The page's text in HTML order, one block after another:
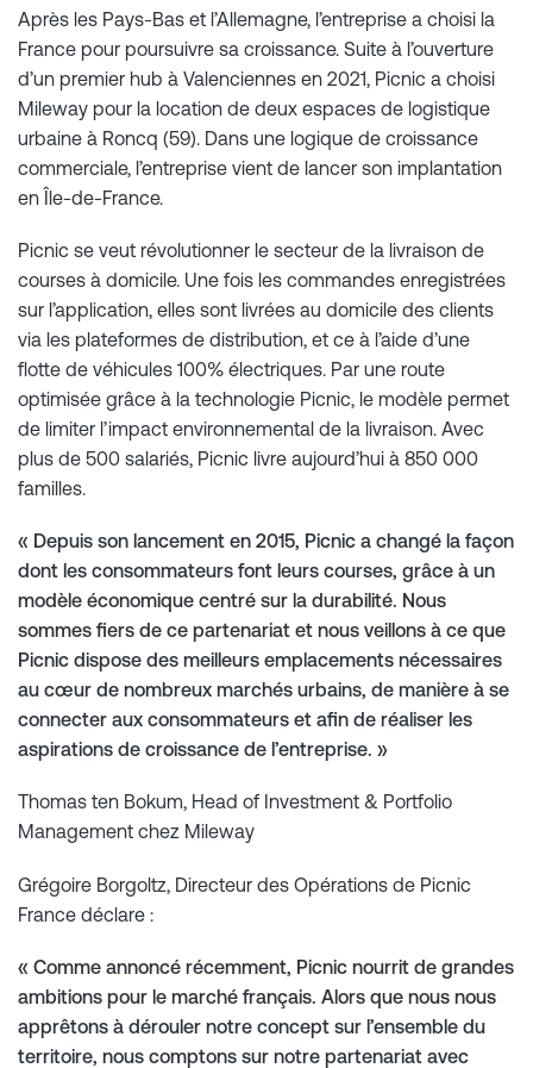
Après les Pays-Bas et l’Allemagne, l’entreprise a choisi la
France pour poursuivre sa croissance. Suite à l’ouverture
d’un premier hub à Valenciennes en 2021, Picnic a choisi
Mileway pour la location de deux espaces de logistique
urbaine à Roncq (59). Dans une logique de croissance
commerciale, l’entreprise vient de lancer son implantation
en Île-de-France.
Picnic se veut révolutionner le secteur de la livraison de
courses à domicile. Une fois les commandes enregistrées
sur l’application, elles sont livrées au domicile des clients
via les plateformes de distribution, et ce à l’aide d’une
flotte de véhicules 100% électriques. Par une route
optimisée grâce à la technologie Picnic, le modèle permet
de limiter l’impact environnemental de la livraison. Avec
plus de 500 salariés, Picnic livre aujourd’hui à 850 000
familles.
« Depuis son lancement en 2015, Picnic a changé la façon
dont les consommateurs font leurs courses, grâce à un
modèle économique centré sur la durabilité. Nous
sommes fiers de ce partenariat et nous veillons à ce que
Picnic dispose des meilleurs emplacements nécessaires
au cœur de nombreux marchés urbains, de manière à se
connecter aux consommateurs et afin de réaliser les
aspirations de croissance de l’entreprise. »
Thomas ten Bokum, Head of Investment & Portfolio
Management chez Mileway
Grégoire Borgoltz, Directeur des Opérations de Picnic
France déclare :
« Comme annoncé récemment, Picnic nourrit de grandes
ambitions pour le marché français. Alors que nous nous
apprêtons à dérouler notre concept sur l’ensemble du
territoire, nous comptons sur notre partenariat avec